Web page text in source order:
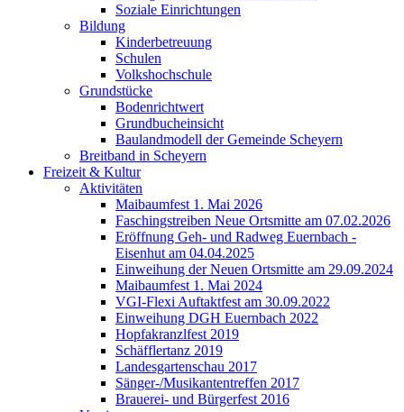
Soziale Einrichtungen
Bildung
Kinderbetreuung
Schulen
Volkshochschule
Grundstücke
Bodenrichtwert
Grundbucheinsicht
Baulandmodell der Gemeinde Scheyern
Breitband in Scheyern
Freizeit & Kultur
Aktivitäten
Maibaumfest 1. Mai 2026
Faschingstreiben Neue Ortsmitte am 07.02.2026
Eröffnung Geh- und Radweg Euernbach -
Eisenhut am 04.04.2025
Einweihung der Neuen Ortsmitte am 29.09.2024
Maibaumfest 1. Mai 2024
VGI-Flexi Auftaktfest am 30.09.2022
Einweihung DGH Euernbach 2022
Hopfakranzlfest 2019
Schäfflertanz 2019
Landesgartenschau 2017
Sänger-/Musikantentreffen 2017
Brauerei- und Bürgerfest 2016